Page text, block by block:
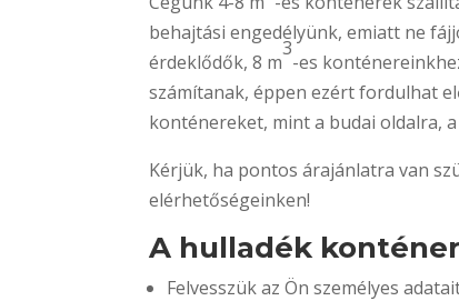
behajtási engedélyünk, emiatt ne
érdeklődők, 8 m
3
-es
számítanak, éppen ezért fordulhat
konténereket, mint a budai oldalra,
Kérjük, ha pontos árajánlatra van
elérhetőségeinken!
A hulladék
Felvesszük az Ön személyes